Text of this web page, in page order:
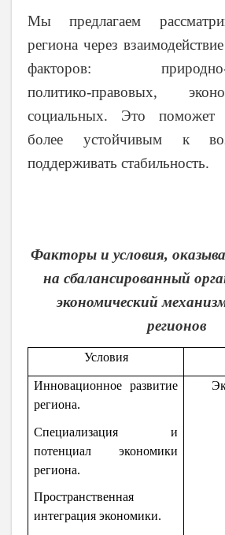
Мы предлагаем
региона через
факторов: природно-
политико-правовых,
социальных. Это поможет
более устойчивым к
поддерживать стабильность.
Факторы и условия,
на сбалансированный
экономический
регионов
Условия
Инновационное развитие
региона.
Специализация и
потенциал экономики
региона.
Пространственная
интеграция экономики.